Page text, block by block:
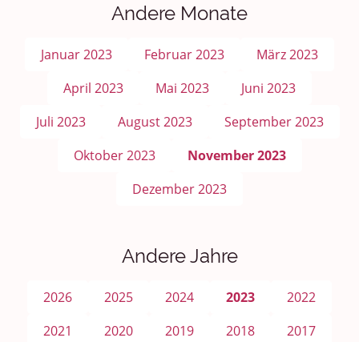
Andere Monate
Januar 2023 Februar 2023
März 2023
April 2023
Mai 2023
Juni 2023
Juli 2023
August 2023
September 2023
Oktober 2023
November 2023
Dezember 2023
Andere Jahre
2026 2025 2024 2023
2022
2021
2020 2019 2018
2017